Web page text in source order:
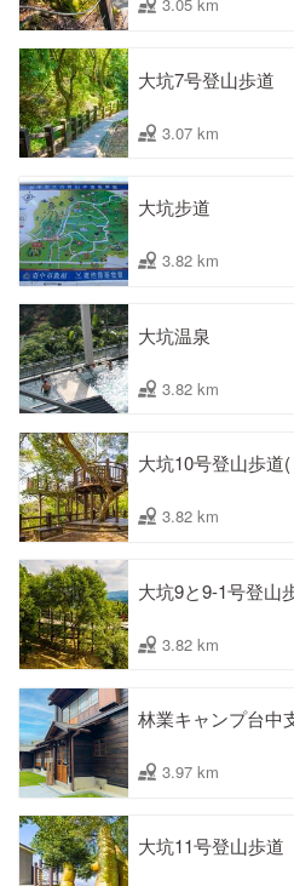
3.05 km
大坑7号登山歩道
3.07 km
大坑步道
3.82 km
大坑温泉
3.82 km
大坑10号登山歩道
3.82 km
大坑9と9-1号登山
3.82 km
林業キャンプ台中
3.97 km
大坑11号登山歩道